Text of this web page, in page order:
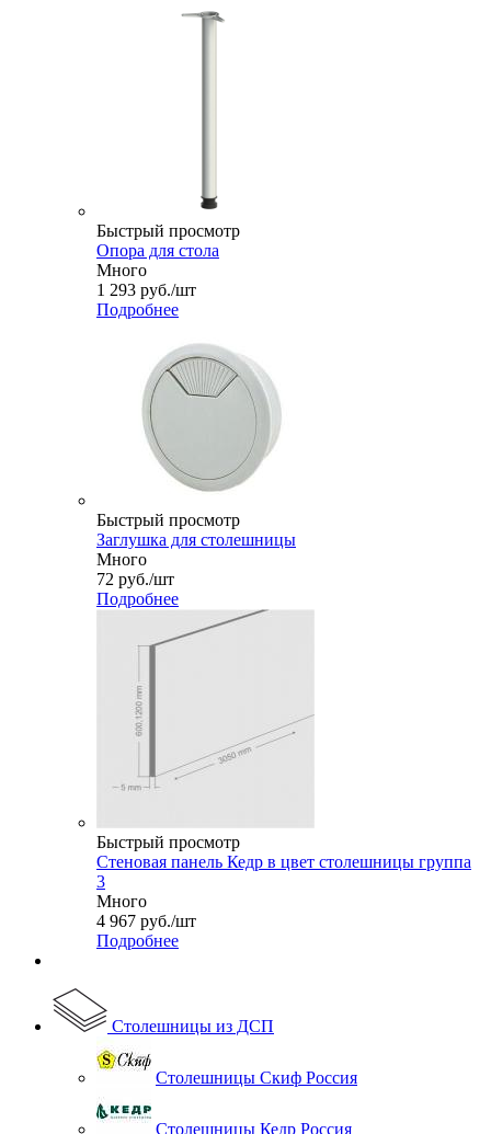
Быстрый просмотр
Опора для стола
Много
1 293 руб./шт
Подробнее
Быстрый просмотр
Заглушка для столешницы
Много
72 руб./шт
Подробнее
Быстрый просмотр
Стеновая панель Кедр в цвет столешницы группа
3
Много
4 967 руб./шт
Подробнее
Столешницы из ДСП
Столешницы Скиф Россия
Столешницы Кедр Россия